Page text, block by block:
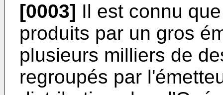
[0003] Il est connu
produits par un gros
plusieurs milliers de
regroupés par